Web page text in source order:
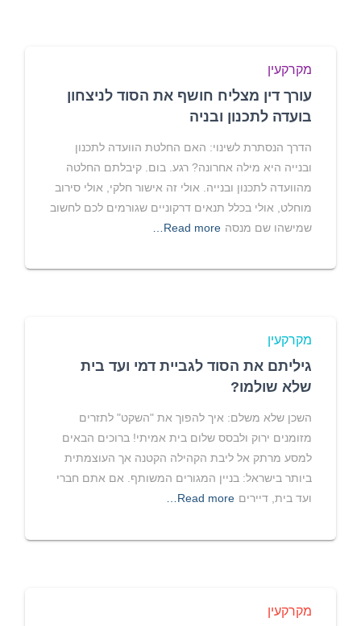
מקרקעין
עורך דין מצליח חושף את הסוד לניצחון
בועדה לתכנון ובניה
הדרך הנסתרת לשינוי: האם החלטת הוועדה לתכנון
ובנייה היא מילה אחרונה? רגע. בום. קיבלתם החלטה
מהוועדה לתכנון ובנייה. אולי זה אישור חלקי, אולי סירוב
מוחלט, אולי בכלל תנאים דרקוניים שגורמים לכם לחשוב
שמישהו שם מנסה Read more…
מקרקעין
גיליתם את הסוד לגביית דמי ועד בית
שלא שולמו?
השכן שלא משלם: איך להפוך את "השקט" לתזרים
מזומנים ירוק ולבסס שלום בית אמיתי! ברוכים הבאים
למסע מרתק אל ליבת הקהילה הקטנה אך העוצמתית
ביותר בישראל: בניין המגורים המשותף. אם אתם חברי
ועד בית, דיירים Read more…
מקרקעין